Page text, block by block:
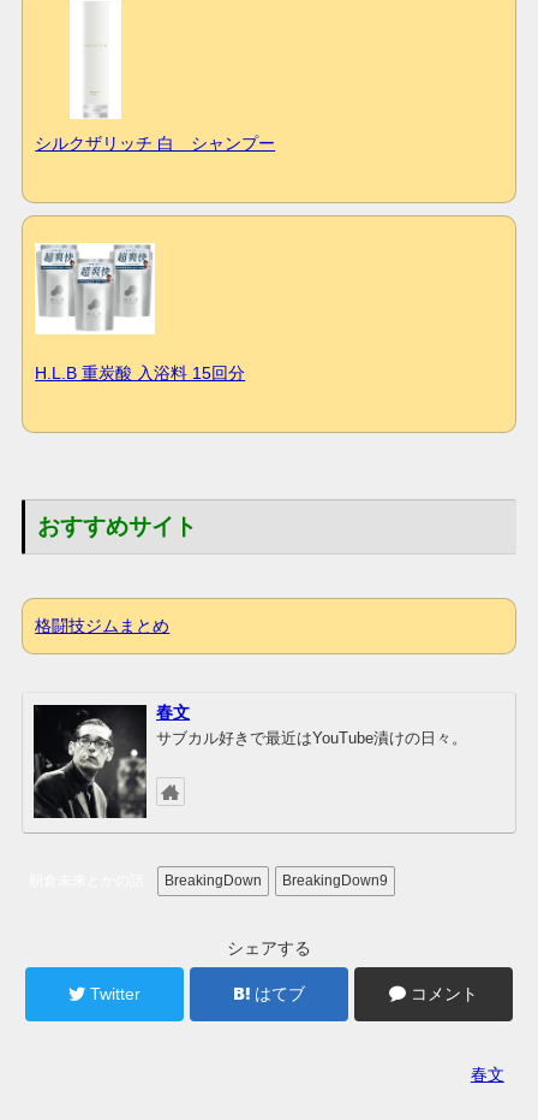
シルクザリッチ 白 シャンプー
H.L.B 重炭酸 入浴料 15回分
おすすめサイト
格闘技ジムまとめ
春文
サブカル好きで最近はYouTube漬けの日々。
BreakingDown BreakingDown9
シェアする
Twitter はてブ コメント
春文